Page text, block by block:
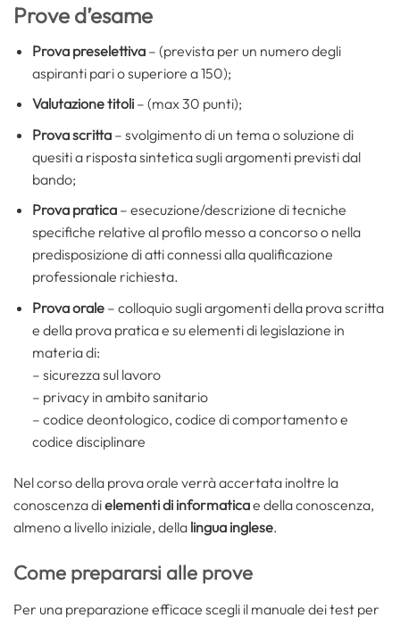
Prove d’esame
Prova preselettiva – (prevista per un numero degli
aspiranti pari o superiore a 150);
Valutazione titoli – (max 30 punti);
Prova scritta – svolgimento di un tema o soluzione di
quesiti a risposta sintetica sugli argomenti previsti dal
bando;
Prova pratica – esecuzione/descrizione di tecniche
specifiche relative al profilo messo a concorso o nella
predisposizione di atti connessi alla qualificazione
professionale richiesta.
Prova orale – colloquio sugli argomenti della prova scritta
e della prova pratica e su elementi di legislazione in
materia di:
– sicurezza sul lavoro
– privacy in ambito sanitario
– codice deontologico, codice di comportamento e
codice disciplinare
Nel corso della prova orale verrà accertata inoltre la
conoscenza dielementi di informaticae della conoscenza,
almeno a livello iniziale, della lingua inglese.
Come prepararsi alle prove
Per una preparazione efficace scegli il manuale dei test per